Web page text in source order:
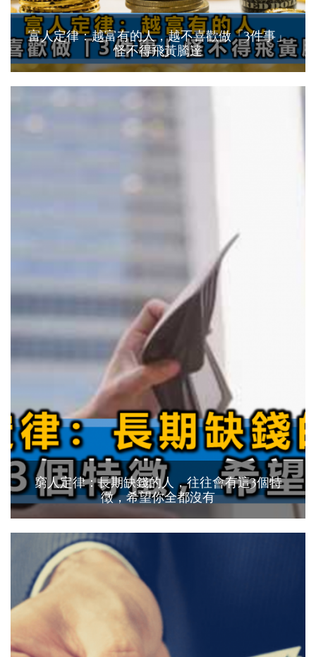
富人定律：越富有的人，越不喜歡做「3件事」
怪不得飛黃騰達
窮人定律：長期缺錢的人，往往會有這3個特
徵，希望你全都沒有